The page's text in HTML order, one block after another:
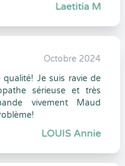
Laetitia M
Octobre 2024
Je suis ravie de
sérieuse et très
vivement Maud
LOUIS Annie